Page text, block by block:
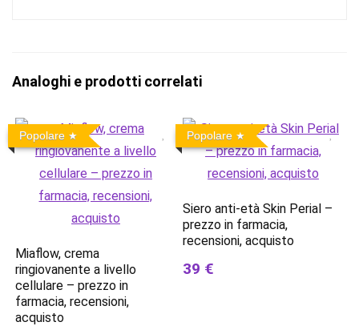
Analoghi e prodotti correlati
Popolare
Miaflow, crema
ringiovanente a livello
cellulare – prezzo in
farmacia, recensioni,
acquisto
Popolare
Siero anti-età Skin Perial –
prezzo in farmacia,
recensioni, acquisto
39 €